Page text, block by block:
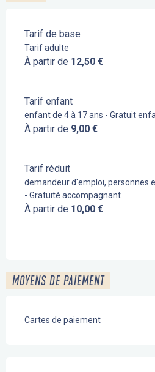
Tarif de base
Tarif adulte
À partir de 12,50 €
Tarif enfant
enfant de 4 à 17 ans - Gratuit
À partir de 9,00 €
Tarif réduit
demandeur d'emploi, personnes
- Gratuité accompagnant
À partir de 10,00 €
MOYENS DE PAIEMENT
Cartes de paiement